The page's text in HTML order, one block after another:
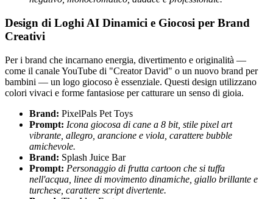
Design di Loghi AI Dinamici e Giocosi per Brand
Creativi
Per i brand che incarnano energia, divertimento e originalità —
come il canale YouTube di "Creator David" o un nuovo brand per
bambini — un logo giocoso è essenziale. Questi design utilizzano
colori vivaci e forme fantasiose per catturare un senso di gioia.
Brand: PixelPals Pet Toys
Prompt: Icona giocosa di cane a 8 bit, stile pixel art
vibrante, allegro, arancione e viola, carattere bubble
amichevole.
Brand: Splash Juice Bar
Prompt: Personaggio di frutta cartoon che si tuffa
nell'acqua, linee di movimento dinamiche, giallo brillante e
turchese, carattere script divertente.